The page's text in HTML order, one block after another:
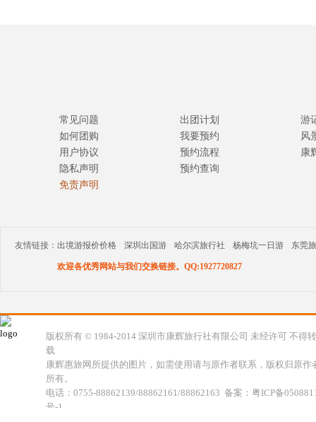
常见问题
如何团购
用户协议
隐私声明
免责声明
出团计划
我要预约
预约流程
预约查询
游
风
康
友情链接： 出境游报价价格 深圳出国游 哈尔滨旅行社 杨梅坑一日游 东莞
欢迎各优秀网站与我们交换链接。QQ:1927720827
版权所有 © 1984-2014 深圳市康辉旅行社有限公司 未经许可 不得转
载
康辉惠旅网所提供的图片，如需使用请与原作者联系，版权归原作
所有。
电话：0755-88862139/88862161/88862163 备案：粤ICP备
号-1